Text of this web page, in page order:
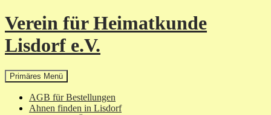
Verein für Heimatkunde
Lisdorf e.V.
Suchen
Primäres Menü
AGB für Bestellungen
Ahnen finden in Lisdorf